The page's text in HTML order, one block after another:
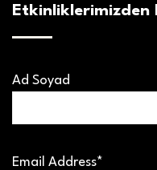
Ad Soyad
Email Address*